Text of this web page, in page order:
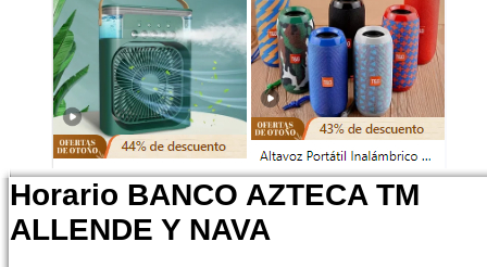
Horario BANCO AZTECA TM
ALLENDE Y NAVA